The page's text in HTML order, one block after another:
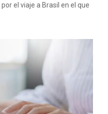
el viaje a Brasil en el que